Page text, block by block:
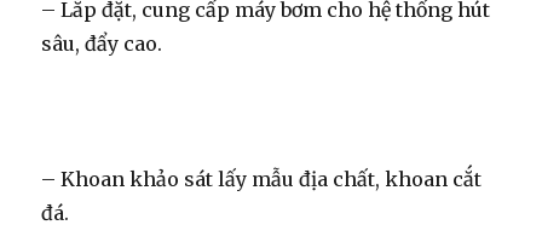
– Lắp đặt, cung cấp máy bơm cho hệ thống hút
sâu, đẩy cao.
– Khoan khảo sát lấy mẫu địa chất, khoan cắt
đá.